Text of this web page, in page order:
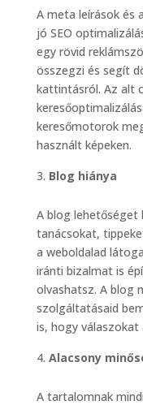
A meta leírások és
jó SEO
egy rövid
összegzi és segít
kattintásról. Az alt
keresőmotorok
használt képeken.
Blog hiánya
A blog lehetőséget
tanácsokat,
a weboldalad
iránti bizalmat is
olvashatsz. A blog
szolgáltatásaid
is, hogy válaszokat
Alacsony
A tartalomnak